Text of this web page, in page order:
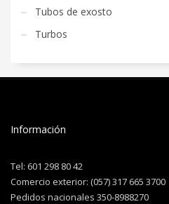
Tubos de exosto
Turbos
Información
Tel: 601 298 80 42
Comercio exterior: (057) 317 665 3700
Pedidos nacionales 350-8988270